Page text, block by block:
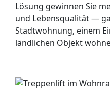
Lösung gewinnen Sie
und Lebensqualität —
Stadtwohnung, einem
ländlichen Objekt